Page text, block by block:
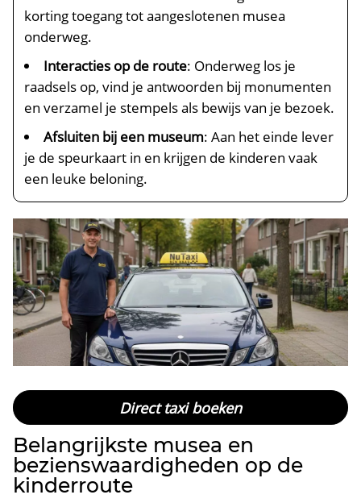
korting toegang tot aangeslotenen musea
onderweg.​
Interacties op de route: Onderweg los je
raadsels op, vind je antwoorden bij monumenten
en verzamel je stempels als bewijs van je bezoek.​
Afsluiten bij een museum: Aan het einde lever
je de speurkaart in en krijgen de kinderen vaak
een leuke beloning.​
Direct taxi boeken
Belangrijkste musea en
bezienswaardigheden op de
kinderroute